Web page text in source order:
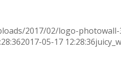
2017/02/logo-photowall-
2017-05-17 12:28:36